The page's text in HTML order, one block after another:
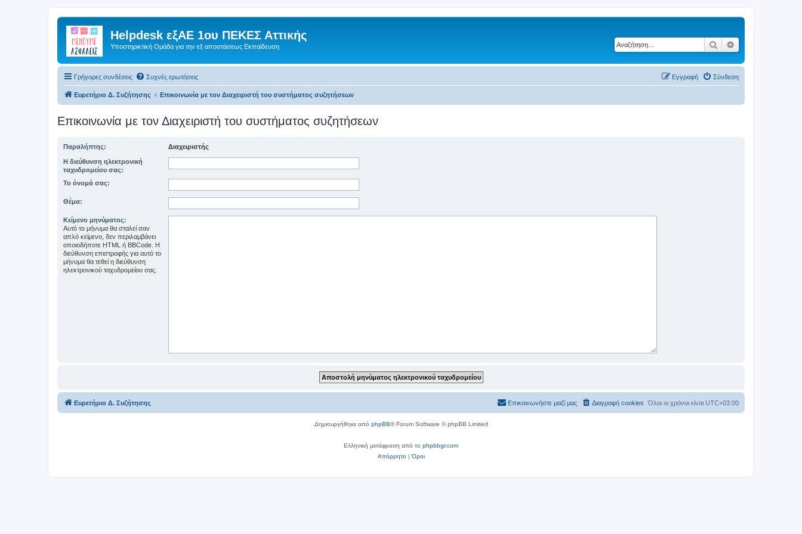
Helpdesk εξΑΕ 1ου ΠΕΚΕΣ Αττικής
Υποστηρικτική Ομάδα για την εξ αποστάσεως Εκπαίδευση Αναζήτηση
Γρήγορες συνδέσεις Συχνές ερωτήσεις Σύνδεση
Εγγραφή
Ευρετήριο Δ. Συζήτησης Επικοινωνία με τον Διαχειριστή του συστήματος συζητήσεων
Επικοινωνία με τον Διαχειριστή του συστήματος συζητήσεων
Παραλήπτης: Διαχειριστής
Η διεύθυνση ηλεκτρονική
ταχυδρομείου σας:
Το όνομά σας:
Θέμα:
Κείμενο μηνύματος:
Αυτό το μήνυμα θα σταλεί σαν
απλό κείμενο, δεν περιλαμβάνει
οποιοδήποτε HTML ή BBCode. Η
διεύθυνση επιστροφής για αυτό το
μήνυμα θα τεθεί η διεύθυνση
ηλεκτρονικού ταχυδρομείου σας.
Ευρετήριο Δ. Συζήτησης Όλοι οι χρόνοι είναι UTC+03:00
Διαγραφή cookies
Επικοινωνήστε μαζί μας
Δημιουργήθηκε από phpBB® Forum Software © phpBB Limited
Ελληνική μετάφραση από το phpbbgr.com
Απόρρητο|Όροι